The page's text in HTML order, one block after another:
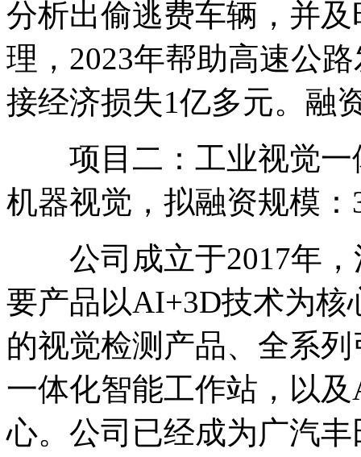
分析出偷逃费车辆，并
理，2023年帮助高速公
接经济损失1亿多元。融
项目二：工业视觉一
机器视觉，拟融资规模：
公司成立于2017年，
要产品以AI+3D技术为
的视觉检测产品、全系
一体化智能工作站，以
心。公司已经成为广汽